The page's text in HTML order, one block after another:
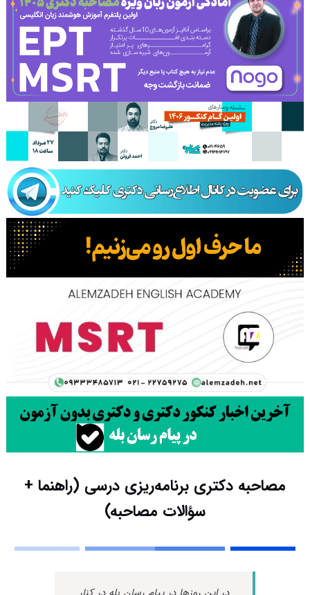
مصاحبه دکتری برنامه‌ریزی درسی (راهنما +
سؤالات مصاحبه)